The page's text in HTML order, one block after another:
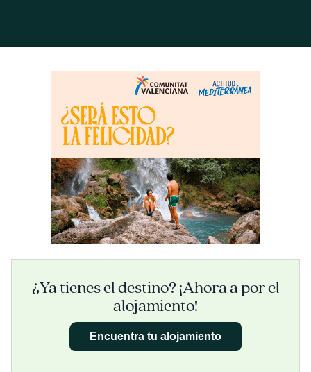
¿Ya tienes el destino? ¡Ahora a por el
alojamiento!
Encuentra tu alojamiento